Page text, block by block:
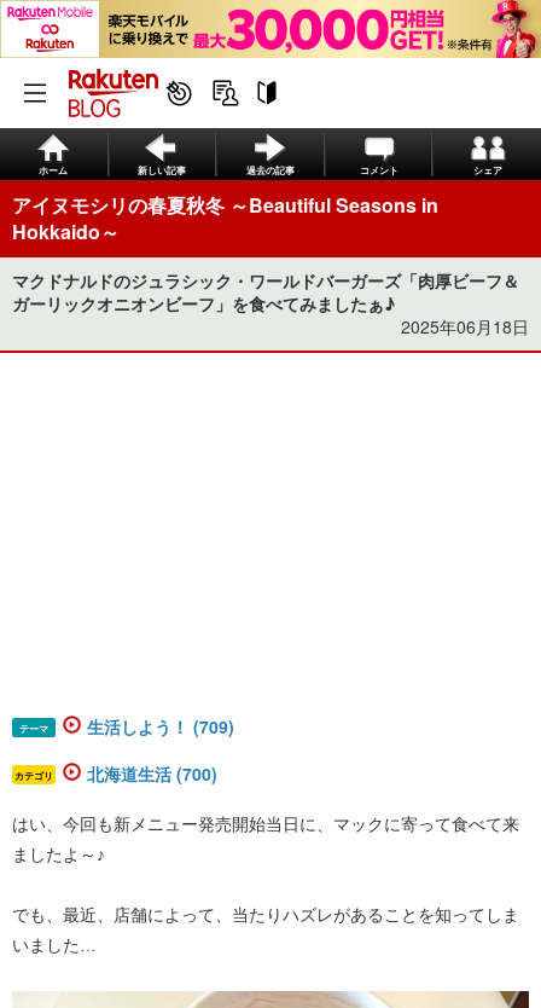
ホーム 新しい記事 過去の記事 コメント シェア
アイヌモシリの春夏秋冬 ～Beautiful Seasons in
Hokkaido～
マクドナルドのジュラシック・ワールドバーガーズ「肉厚ビーフ＆
ガーリックオニオンビーフ」を食べてみましたぁ♪
2025年06月18日
テーマ 生活しよう！ (709)
カテゴリ 北海道生活 (700)
はい、今回も新メニュー発売開始当日に、マックに寄って食べて来
ましたよ～♪
でも、最近、店舗によって、当たりハズレがあることを知ってしま
いました…